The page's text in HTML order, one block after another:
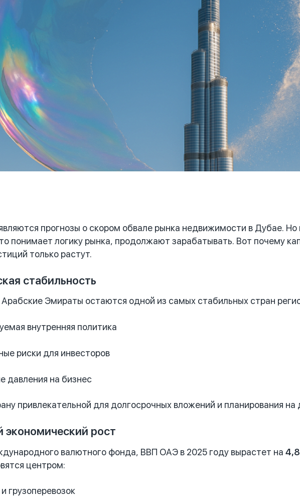
прогнозы о скором обвале рынка недвижимости в Дубае.
понимает логику рынка, продолжают зарабатывать. Вот почему
только растут.
стабильность
Эмираты остаются одной из самых стабильных стран
внутренняя политика
риски для инвесторов
давления на бизнес
привлекательной для долгосрочных вложений и планирования на
экономический рост
валютного фонда, ВВП ОАЭ в 2025 году вырастет на
центром:
грузоперевозок